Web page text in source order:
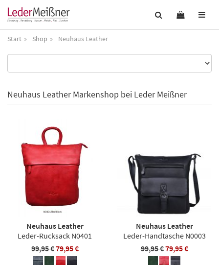
Start Shop Neuhaus Leather
Neuhaus Leather Markenshop bei Leder Meißner
Neuhaus Leather
Leder-Rucksack N0401
99,95 €79,95 €
Neuhaus Leather
Leder-Handtasche N0003
99,95 €79,95 €